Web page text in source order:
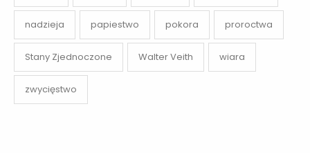
nadzieja papiestwo pokora proroctwa
Stany Zjednoczone Walter Veith wiara
zwycięstwo